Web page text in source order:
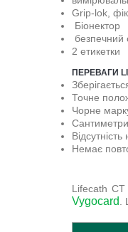
Grip-lok,
Біонектор
безпечний
2 етикетки
ПЕРЕВАГИ
Точне
Чорне
Немає
Lifecath CT
Vygocard